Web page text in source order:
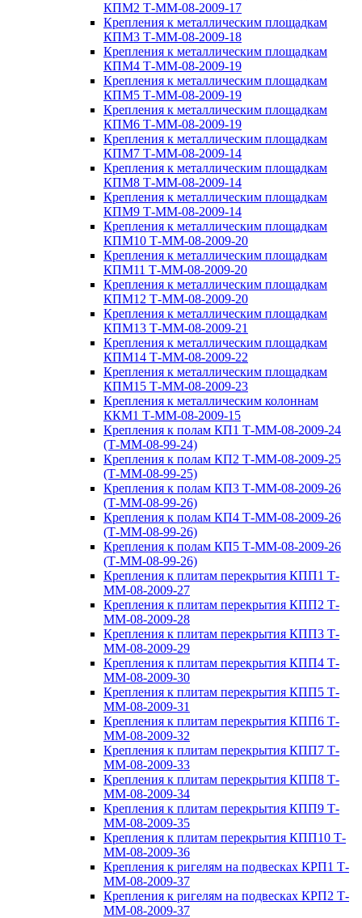
КПМ2 Т-ММ-08-2009-17
Крепления к металлическим площадкам
КПМ3 Т-ММ-08-2009-18
Крепления к металлическим площадкам
КПМ4 Т-ММ-08-2009-19
Крепления к металлическим площадкам
КПМ5 Т-ММ-08-2009-19
Крепления к металлическим площадкам
КПМ6 Т-ММ-08-2009-19
Крепления к металлическим площадкам
КПМ7 Т-ММ-08-2009-14
Крепления к металлическим площадкам
КПМ8 Т-ММ-08-2009-14
Крепления к металлическим площадкам
КПМ9 Т-ММ-08-2009-14
Крепления к металлическим площадкам
КПМ10 Т-ММ-08-2009-20
Крепления к металлическим площадкам
КПМ11 Т-ММ-08-2009-20
Крепления к металлическим площадкам
КПМ12 Т-ММ-08-2009-20
Крепления к металлическим площадкам
КПМ13 Т-ММ-08-2009-21
Крепления к металлическим площадкам
КПМ14 Т-ММ-08-2009-22
Крепления к металлическим площадкам
КПМ15 Т-ММ-08-2009-23
Крепления к металлическим колоннам
ККМ1 Т-ММ-08-2009-15
Крепления к полам КП1 Т-ММ-08-2009-24
(Т-ММ-08-99-24)
Крепления к полам КП2 Т-ММ-08-2009-25
(Т-ММ-08-99-25)
Крепления к полам КП3 Т-ММ-08-2009-26
(Т-ММ-08-99-26)
Крепления к полам КП4 Т-ММ-08-2009-26
(Т-ММ-08-99-26)
Крепления к полам КП5 Т-ММ-08-2009-26
(Т-ММ-08-99-26)
Крепления к плитам перекрытия КПП1 Т-
ММ-08-2009-27
Крепления к плитам перекрытия КПП2 Т-
ММ-08-2009-28
Крепления к плитам перекрытия КПП3 Т-
ММ-08-2009-29
Крепления к плитам перекрытия КПП4 Т-
ММ-08-2009-30
Крепления к плитам перекрытия КПП5 Т-
ММ-08-2009-31
Крепления к плитам перекрытия КПП6 Т-
ММ-08-2009-32
Крепления к плитам перекрытия КПП7 Т-
ММ-08-2009-33
Крепления к плитам перекрытия КПП8 Т-
ММ-08-2009-34
Крепления к плитам перекрытия КПП9 Т-
ММ-08-2009-35
Крепления к плитам перекрытия КПП10 Т-
ММ-08-2009-36
Крепления к ригелям на подвесках КРП1 Т-
ММ-08-2009-37
Крепления к ригелям на подвесках КРП2 Т-
ММ-08-2009-37